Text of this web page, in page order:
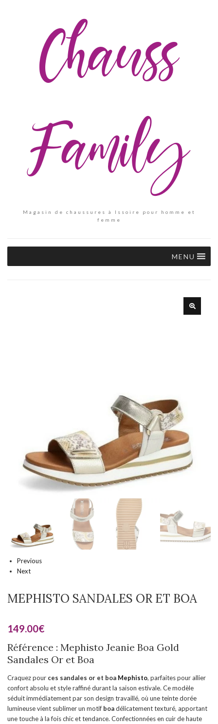
Chauss
Family
Magasin de chaussures à Issoire pour homme et
femme
MENU
Previous
Next
MEPHISTO SANDALES OR ET BOA
149.00€
Référence : Mephisto Jeanie Boa Gold
Sandales Or et Boa
Craquez pour ces sandales or et boa Mephisto, parfaites pour allier
confort absolu et style raffiné durant la saison estivale. Ce modèle
séduit immédiatement par son design travaillé, où une teinte dorée
lumineuse vient sublimer un motif boadélicatement texturé, apportant
une touche à la fois chic et tendance. Confectionnées en cuir de haute